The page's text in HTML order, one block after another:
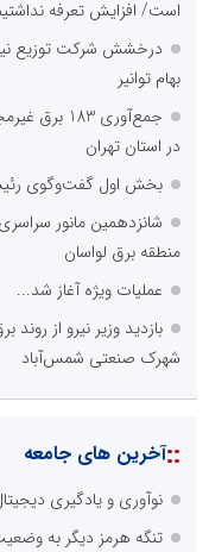
است/ افزایش تعرفه
درخشش شرکت توزیع
بهام توانیر
جمع‌آوری
در استان تهران
بخش اول گفت‌وگوی
شانزدهمین مانور
منطقه برق لواسان
عملیات ویژه آغاز شد...
بازدید وزیر نیرو از
شهرک صنعتی شمس‌آباد
::آخرین های جامعه
نوآوری و یادگیری
تنگه هرمز دیگر به